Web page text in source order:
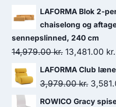
LAFORMA Blok 2-
chaiselong og
sennepslinned, 240 cm
14,979.00kr. 13,481.00 kr.
LAFORMA Club
3,979.00kr.
ROWICO Gracy